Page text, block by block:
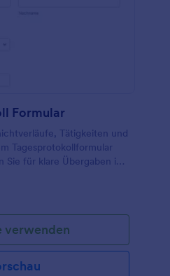
Formular
Tätigkeiten und
Tagesprotokollformular
für klare Übergaben in
verwenden